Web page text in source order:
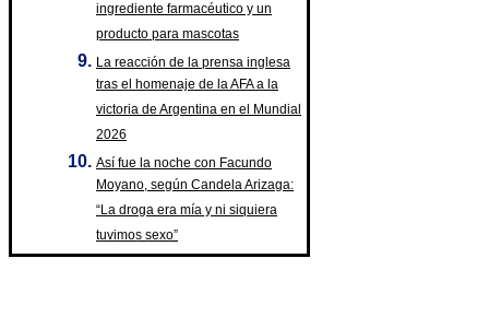
ingrediente farmacéutico y un
producto para mascotas
La reacción de la prensa inglesa
tras el homenaje de la AFA a la
victoria de Argentina en el Mundial
2026
Así fue la noche con Facundo
Moyano, según Candela Arizaga:
“La droga era mía y ni siquiera
tuvimos sexo”